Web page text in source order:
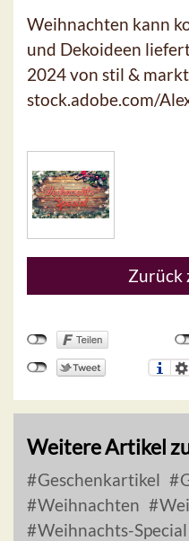
Weihnachten kann
und Dekoideen
2024 von stil &
stock.adobe.com/
Zurück
Weitere Artikel
Geschenkartikel
Weihnachten
Weihnachts-Special